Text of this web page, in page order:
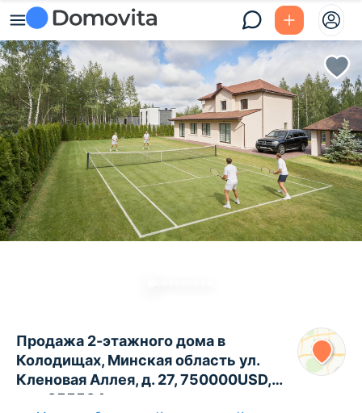
Продажа 2-этажного дома в
Колодищах, Минская область ул.
Кленовая Аллея, д. 27, 750000USD,
код 655504